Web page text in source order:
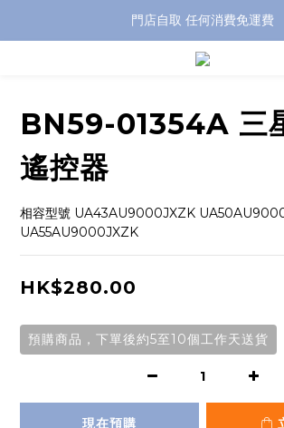
特別優惠: 訂單滿 HKD$499 免
門店自取 任何消費免運費
特別優惠: 訂單滿 HKD$499 免
BN59-01354A 三
遙控器
相容型號 UA43AU9000JXZK
UA55AU9000JXZK
HK$280.00
預購商品，下單後約5至10個工作天送貨
現在預購